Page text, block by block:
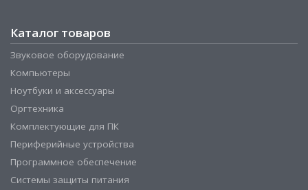
Каталог товаров
Звуковое оборудование
Компьютеры
Ноутбуки и аксессуары
Оргтехника
Комплектующие для ПК
Периферийные устройства
Программное обеспечение
Системы защиты питания